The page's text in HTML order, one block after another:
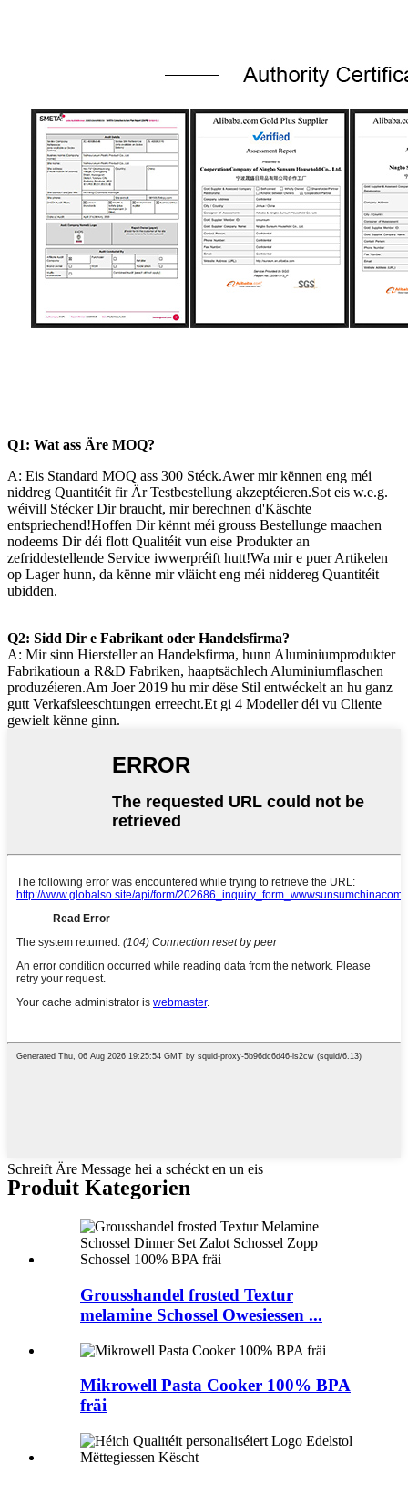
Q1: Wat ass Äre MOQ?
A: Eis Standard MOQ ass 300 Stéck.Awer mir kënnen eng méi
niddreg Quantitéit fir Är Testbestellung akzeptéieren.Sot eis w.e.g.
wéivill Stécker Dir braucht, mir berechnen d'Käschte
entspriechend!Hoffen Dir kënnt méi grouss Bestellunge maachen
nodeems Dir déi flott Qualitéit vun eise Produkter an
zefriddestellende Service iwwerpréift hutt!Wa mir e puer Artikelen
op Lager hunn, da kënne mir vläicht eng méi niddereg Quantitéit
ubidden.
Q2: Sidd Dir e Fabrikant oder Handelsfirma?
A: Mir sinn Hiersteller an Handelsfirma, hunn Aluminiumprodukter
Fabrikatioun a R&D Fabriken, haaptsächlech Aluminiumflaschen
produzéieren.Am Joer 2019 hu mir dëse Stil entwéckelt an hu ganz
gutt Verkafsleeschtungen erreecht.Et gi 4 Modeller déi vu Cliente
gewielt kënne ginn.
Schreift Äre Message hei a schéckt en un eis
Produit Kategorien
Grousshandel frosted Textur
melamine Schossel Owesiessen ...
Mikrowell Pasta Cooker 100% BPA
fräi